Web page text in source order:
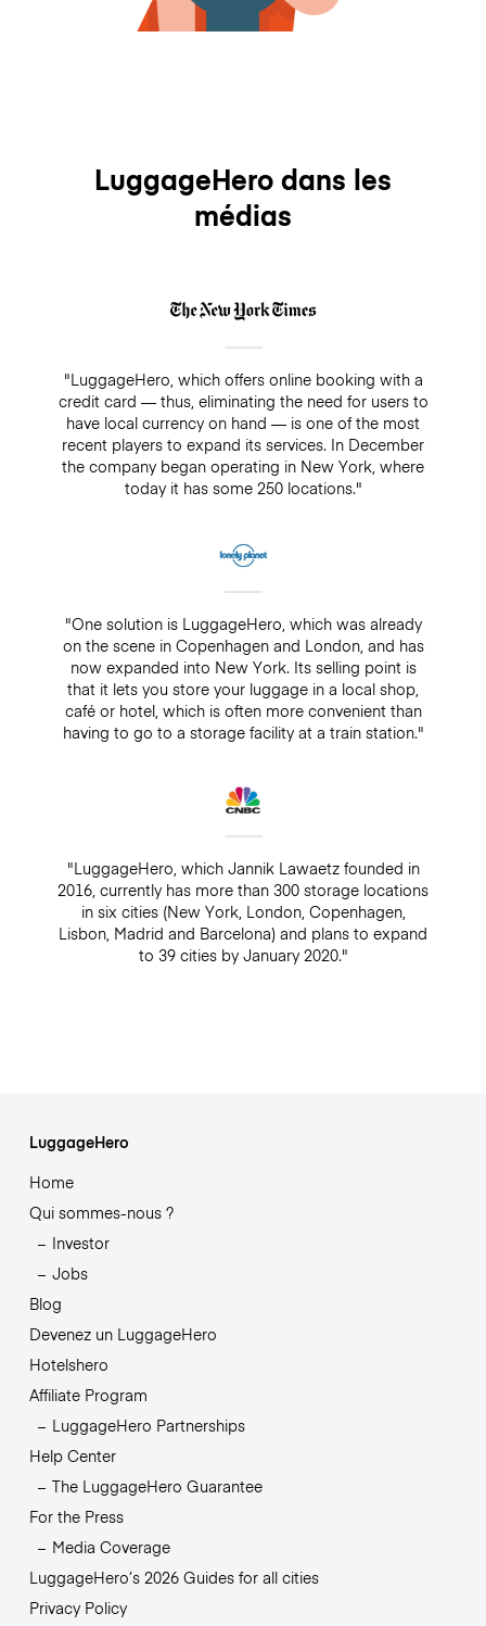
LuggageHero dans les
médias
"LuggageHero, which offers online booking with a
credit card — thus, eliminating the need for users to
have local currency on hand — is one of the most
recent players to expand its services. In December
the company began operating in New York, where
today it has some 250 locations."
"One solution is LuggageHero, which was already
on the scene in Copenhagen and London, and has
now expanded into New York. Its selling point is
that it lets you store your luggage in a local shop,
café or hotel, which is often more convenient than
having to go to a storage facility at a train station."
"LuggageHero, which Jannik Lawaetz founded in
2016, currently has more than 300 storage locations
in six cities (New York, London, Copenhagen,
Lisbon, Madrid and Barcelona) and plans to expand
to 39 cities by January 2020."
LuggageHero
Home
Qui sommes-nous ?
Investor
Jobs
Blog
Devenez un LuggageHero
Hotelshero
Affiliate Program
LuggageHero Partnerships
Help Center
The LuggageHero Guarantee
For the Press
Media Coverage
LuggageHero’s 2026 Guides for all cities
Privacy Policy